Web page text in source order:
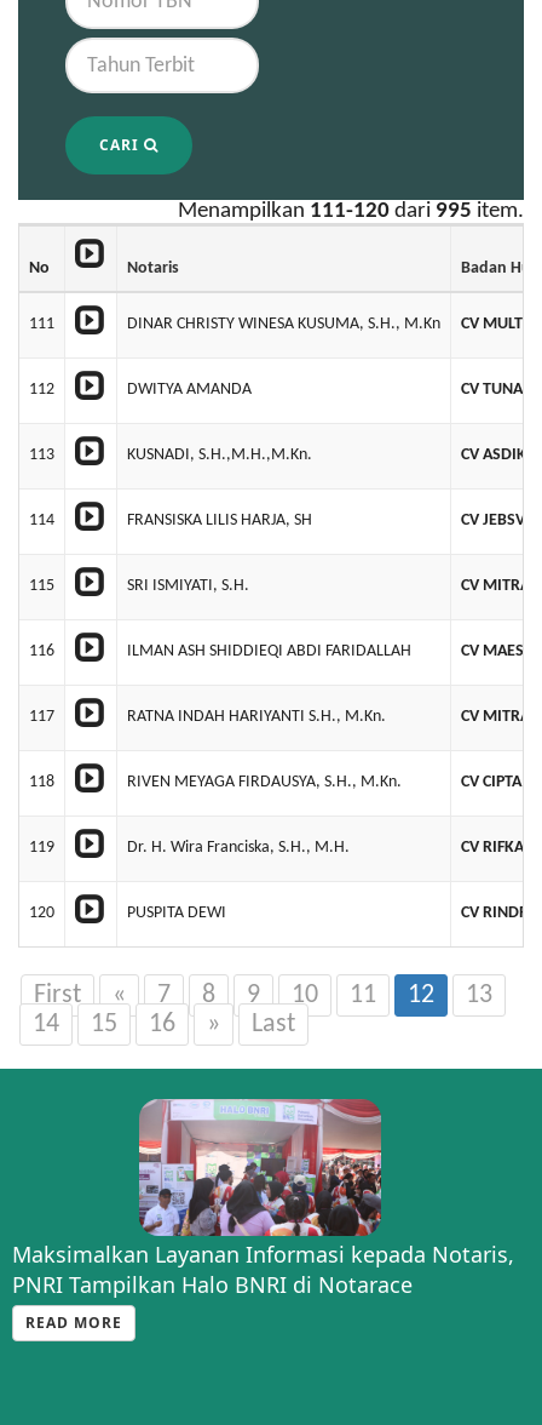
CARI
Menampilkan 111-120 dari 995 item.
No Notaris Badan
111 DINAR CHRISTY WINESA KUSUMA, S.H., M.Kn CV MULTI
112 DWITYA AMANDA CV TUNAS
113 KUSNADI, S.H.,M.H.,M.Kn. CV ASDIK
114 FRANSISKA LILIS HARJA, SH CV
115 SRI ISMIYATI, S.H. CV MITRA
116 ILMAN ASH SHIDDIEQI ABDI FARIDALLAH CV
117 RATNA INDAH HARIYANTI S.H., M.Kn. CV MITRA
118 RIVEN MEYAGA FIRDAUSYA, S.H., M.Kn. CV CIPTA
119 Dr. H. Wira Franciska, S.H., M.H. CV
120 PUSPITA DEWI CV RINDRA
First « 7 8 9 10 11 12
13
14
15 16 » Last
Maksimalkan Layanan Informasi kepada Notaris,
PNRI Tampilkan Halo BNRI di Notarace
READ MORE